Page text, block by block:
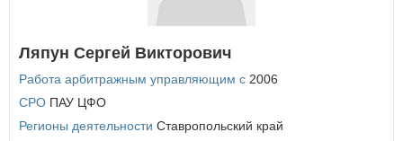
Ляпун Сергей Викторович
Работа арбитражным управляющим с 2006
СРО ПАУ ЦФО
Регионы деятельности Ставропольский край